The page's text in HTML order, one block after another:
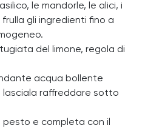
le mandorle, le alici, i
frulla gli ingredienti fino a
del limone, regola di
acqua bollente
raffreddare sotto
pesto e completa con il